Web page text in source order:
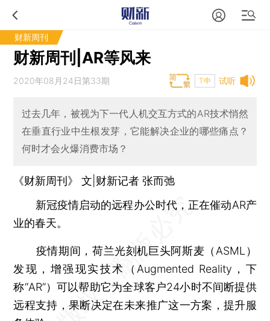
财新周刊
财新周刊|AR等风来
试听
2020年08月24日第33期 T中
过去几年，被视为下一代人机交互方式的AR技术悄然
在垂直行业中生根发芽，它能解决企业的哪些痛点？
何时才会火爆消费市场？
《财新周刊》 文|财新记者 张而弛
新冠疫情启动的远程办公时代，正在催动AR产
业的春天。
疫情期间，荷兰光刻机巨头阿斯麦（ASML）
发现，增强现实技术（Augmented Reality，下
称“AR”）可以帮助它为全球客户24小时不间断提供
远程支持，果断决定在未来推广这一方案，提升服